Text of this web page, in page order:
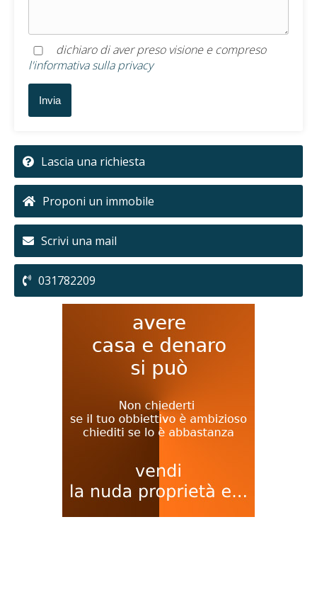
dichiaro di aver preso visione e compreso
l'informativa sulla privacy
Lascia una richiesta
Proponi un immobile
Scrivi una mail
031782209